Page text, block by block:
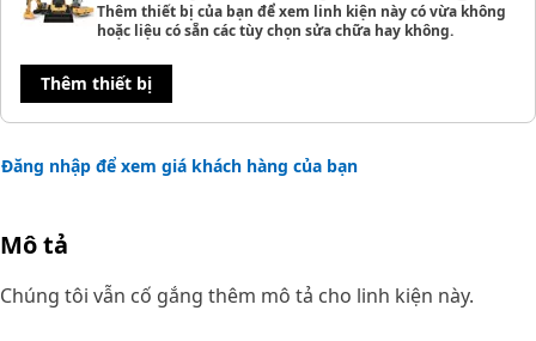
Thêm thiết bị của bạn để xem linh kiện này có vừa không
hoặc liệu có sẵn các tùy chọn sửa chữa hay không.
Thêm thiết bị
Đăng nhập để xem giá khách hàng của bạn
Mô tả
Chúng tôi vẫn cố gắng thêm mô tả cho linh kiện này.